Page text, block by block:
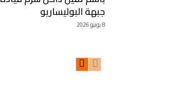
جبهة البوليساريو
8 يونيو 2026